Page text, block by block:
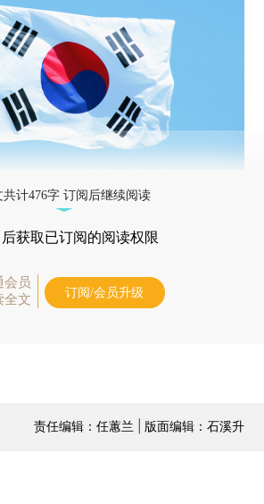
共计476字 订阅后继续阅读
后获取已订阅的阅读权限
会员
全文
订阅/会员升级
责任编辑：任蕙兰 | 版面编辑：石溪升